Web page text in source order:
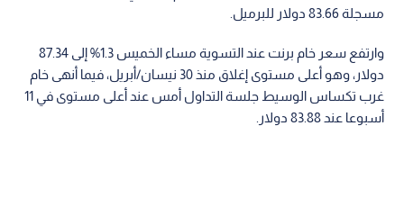
مسجلة 83.66 دولار للبرميل.
وارتفع سعر خام برنت عند التسوية مساء الخميس 1.3% إلى 87.34
دولار، وهو أعلى مستوى إغلاق منذ 30 نيسان/أبريل، فيما أنهى خام
غرب تكساس الوسيط جلسة التداول أمس عند أعلى مستوى في 11
أسبوعا عند 83.88 دولار.